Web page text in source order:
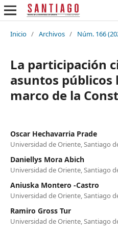
Inicio / Archivos / Núm. 166
La participación
asuntos públicos
marco de la
Oscar Hechavarria Prade
Universidad de Oriente, Santiago
Daniellys Mora Abich
Universidad de Oriente, Santiago
Aniuska Montero -Castro
Universidad de Oriente, Santiago
Ramiro Gross Tur
Universidad de Oriente, Santiago